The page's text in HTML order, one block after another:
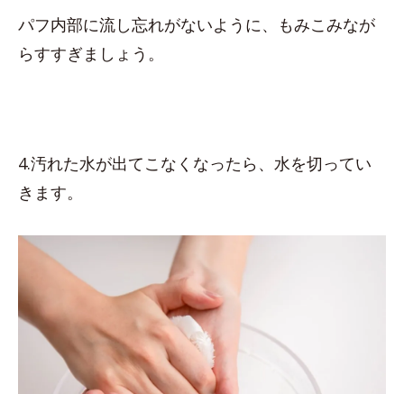
パフ内部に流し忘れがないように、もみこみなが
らすすぎましょう。
4.汚れた水が出てこなくなったら、水を切ってい
きます。